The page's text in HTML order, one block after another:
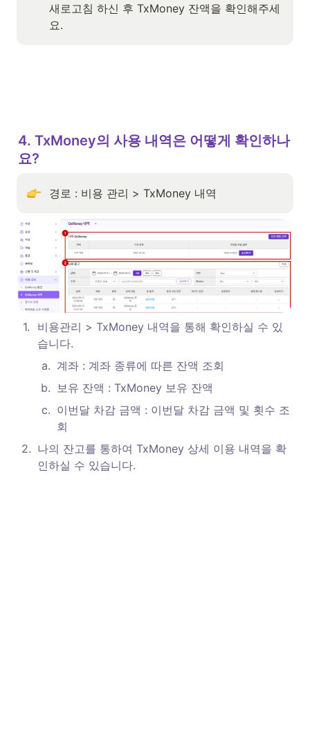
새로고침 하신 후 TxMoney 잔액을 확인해주세
요.
4. TxMoney의 사용 내역은 어떻게 확인하나
요?
경로 : 비용 관리 > TxMoney 내역
1.
비용관리 > TxMoney 내역을 통해 확인하실 수 있
습니다.
a. 계좌 : 계좌 종류에 따른 잔액 조회
b. 보유 잔액 : TxMoney 보유 잔액
c. 이번달 차감 금액 : 이번달 차감 금액 및 횟수 조
회
2. 나의 잔고를 통하여 TxMoney 상세 이용 내역을 확
인하실 수 있습니다.